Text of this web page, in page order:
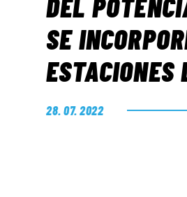
SE
ESTACIONES
28. 07. 2022